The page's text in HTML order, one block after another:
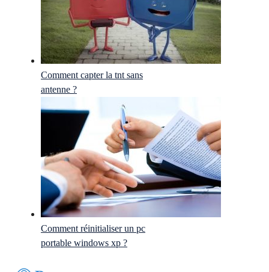
Comment capter la tnt sans
antenne ?
Comment réinitialiser un pc
portable windows xp ?